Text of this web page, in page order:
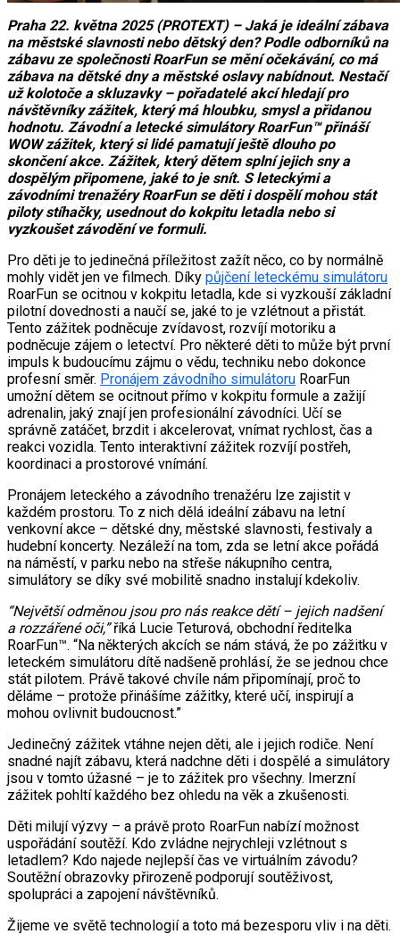
Praha 22. května 2025 (PROTEXT) – Jaká je ideální zábava
na městské slavnosti nebo dětský den? Podle odborníků na
zábavu ze společnosti RoarFun se mění očekávání, co má
zábava na dětské dny a městské oslavy nabídnout. Nestačí
už kolotoče a skluzavky – pořadatelé akcí hledají pro
návštěvníky zážitek, který má hloubku, smysl a přidanou
hodnotu. Závodní a letecké simulátory RoarFun™ přináší
WOW zážitek, který si lidé pamatují ještě dlouho po
skončení akce. Zážitek, který dětem splní jejich sny a
dospělým připomene, jaké to je snít. S leteckými a
závodními trenažéry RoarFun se děti i dospělí mohou stát
piloty stíhačky, usednout do kokpitu letadla nebo si
vyzkoušet závodění ve formuli.
Pro děti je to jedinečná příležitost zažít něco, co by normálně
mohly vidět jen ve filmech. Díky půjčení leteckému simulátoru
RoarFun se ocitnou v kokpitu letadla, kde si vyzkouší základní
pilotní dovednosti a naučí se, jaké to je vzlétnout a přistát.
Tento zážitek podněcuje zvídavost, rozvíjí motoriku a
podněcuje zájem o letectví. Pro některé děti to může být první
impuls k budoucímu zájmu o vědu, techniku nebo dokonce
profesní směr. Pronájem závodního simulátoru RoarFun
umožní dětem se ocitnout přímo v kokpitu formule a zažijí
adrenalin, jaký znají jen profesionální závodníci. Učí se
správně zatáčet, brzdit i akcelerovat, vnímat rychlost, čas a
reakci vozidla. Tento interaktivní zážitek rozvíjí postřeh,
koordinaci a prostorové vnímání.
Pronájem leteckého a závodního trenažéru lze zajistit v
každém prostoru. To z nich dělá ideální zábavu na letní
venkovní akce – dětské dny, městské slavnosti, festivaly a
hudební koncerty. Nezáleží na tom, zda se letní akce pořádá
na náměstí, v parku nebo na střeše nákupního centra,
simulátory se díky své mobilitě snadno instalují kdekoliv.
“Největší odměnou jsou pro nás reakce dětí – jejich nadšení
a rozzářené oči,”říká Lucie Teturová, obchodní ředitelka
RoarFun™. “Na některých akcích se nám stává, že po zážitku v
leteckém simulátoru dítě nadšeně prohlásí, že se jednou chce
stát pilotem. Právě takové chvíle nám připomínají, proč to
děláme – protože přinášíme zážitky, které učí, inspirují a
mohou ovlivnit budoucnost.”
Jedinečný zážitek vtáhne nejen děti, ale i jejich rodiče. Není
snadné najít zábavu, která nadchne děti i dospělé a simulátory
jsou v tomto úžasné – je to zážitek pro všechny. Imerzní
zážitek pohltí každého bez ohledu na věk a zkušenosti.
Děti milují výzvy – a právě proto RoarFun nabízí možnost
uspořádání soutěží. Kdo zvládne nejrychleji vzlétnout s
letadlem? Kdo najede nejlepší čas ve virtuálním závodu?
Soutěžní obrazovky přirozeně podporují soutěživost,
spolupráci a zapojení návštěvníků.
Žijeme ve světě technologií a toto má bezesporu vliv i na děti.